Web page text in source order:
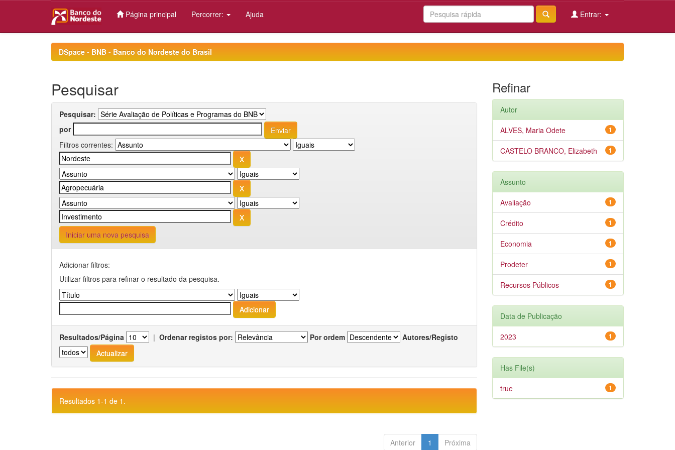
Página principal Percorrer: Ajuda Entrar:
DSpace - BNB - Banco do Nordeste do Brasil
Pesquisar
Pesquisar:
por
Filtros correntes:
Iniciar uma nova pesquisa
Adicionar filtros:
Utilizar filtros para refinar o resultado da pesquisa.
Resultados/Página | Ordenar registos por: Por ordem Autores/Registo
Resultados 1-1 de 1.
Anterior 1 Próxima
Refinar
Autor
1
ALVES, Maria Odete
1
CASTELO BRANCO, Elizabeth
Assunto
1
Avaliação
1
Crédito
1
Economia
1
Prodeter
1
Recursos Públicos
Data de Publicação
1
2023
Has File(s)
1
true